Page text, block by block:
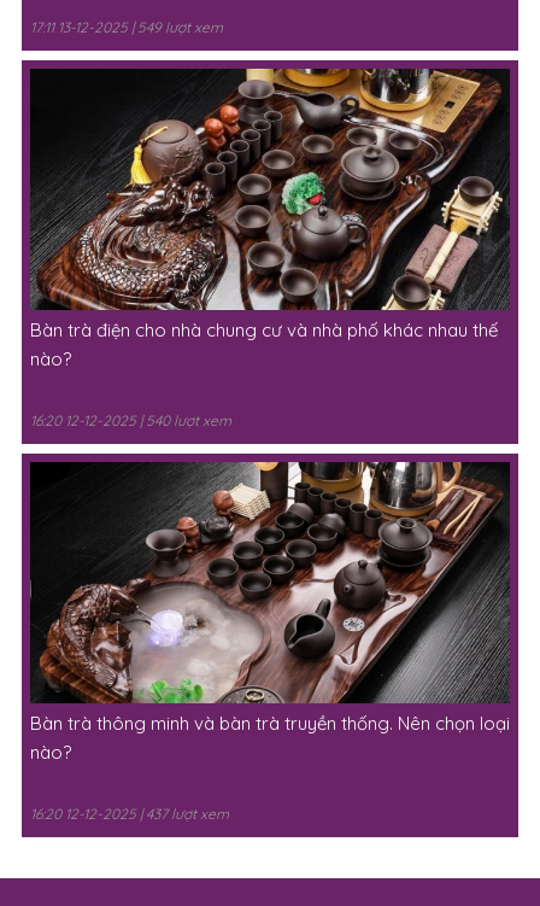
17:11 13-12-2025 | 549 lượt xem
Bàn trà điện cho nhà chung cư và nhà phố khác nhau thế
nào?
16:20 12-12-2025 | 540 lượt xem
Bàn trà thông minh và bàn trà truyền thống. Nên chọn loại
nào?
16:20 12-12-2025 | 437 lượt xem